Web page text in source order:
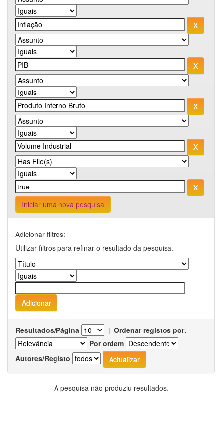
Iniciar uma nova pesquisa
Adicionar filtros:
Utilizar filtros para refinar o resultado da pesquisa.
Resultados/Página | Ordenar registos por:
Por ordem
Autores/Registo
A pesquisa não produziu resultados.